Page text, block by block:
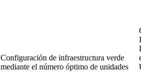
Configuración de infraestructura verde
mediante el número óptimo de unidades